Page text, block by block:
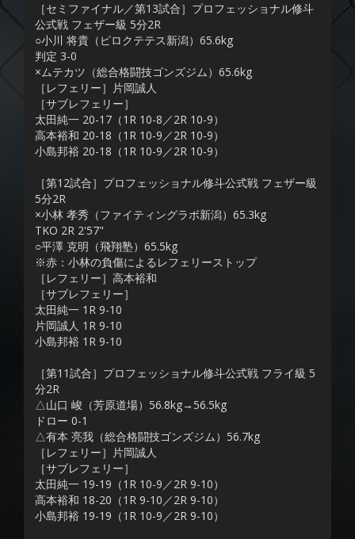
［セミファイナル／第13試合］プロフェッショナル修斗
公式戦 フェザー級 5分2R
○小川 将貴（ピロクテテス新潟）65.6kg
判定 3-0
×ムテカツ（総合格闘技ゴンズジム）65.6kg
［レフェリー］片岡誠人
［サブレフェリー］
太田純一 20-17（1R 10-8／2R 10-9）
高本裕和 20-18（1R 10-9／2R 10-9）
小島邦裕 20-18（1R 10-9／2R 10-9）
［第12試合］プロフェッショナル修斗公式戦 フェザー級
5分2R
×小林 孝秀（ファイティングラボ新潟）65.3kg
TKO 2R 2'57"
○平澤 克明（飛翔塾）65.5kg
※赤：小林の負傷によるレフェリーストップ
［レフェリー］高本裕和
［サブレフェリー］
太田純一 1R 9-10
片岡誠人 1R 9-10
小島邦裕 1R 9-10
［第11試合］プロフェッショナル修斗公式戦 フライ級 5
分2R
△山口 峻（芳原道場）56.8kg→56.5kg
ドロー 0-1
△有本 亮我（総合格闘技ゴンズジム）56.7kg
［レフェリー］片岡誠人
［サブレフェリー］
太田純一 19-19（1R 10-9／2R 9-10）
高本裕和 18-20（1R 9-10／2R 9-10）
小島邦裕 19-19（1R 10-9／2R 9-10）